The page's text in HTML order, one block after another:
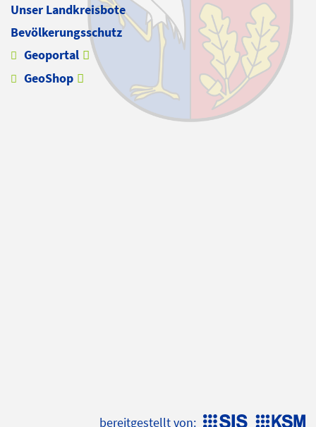
Unser Landkreisbote
Bevölkerungsschutz
Geoportal
GeoShop
bereitgestellt von: